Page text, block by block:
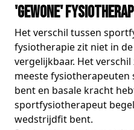
'gewone'
Het verschil tussen
fysiotherapie zit niet in
vergelijkbaar. Het verschil
meeste
bent en basale kracht
sportfysiotherapeut
wedstrijdfit bent.